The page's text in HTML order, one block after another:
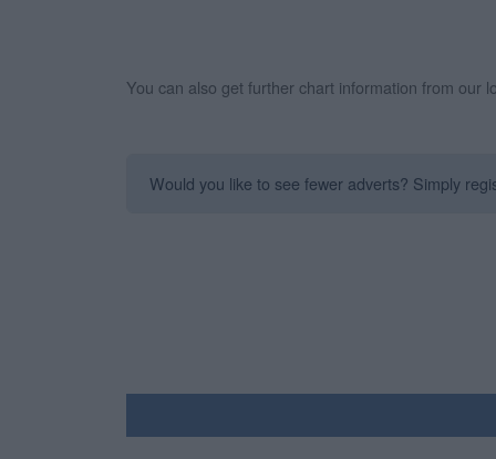
You can also get further chart information from our
Would you like to see fewer adverts? Simply